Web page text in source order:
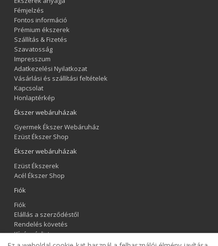
Fémjelzés
Fontos információ
Prémium ékszerek
Szállítás & Fizetés
Szavatosság
Impresszum
Adatkezelési Nyilatkozat
Vásárlási és szállítási feltételek
Kapcsolat
Honlaptérkép
Ékszer webáruházak
Gyermek Ékszer Webáruház
Ezüst Ékszer Shop
Ékszer webáruházak
Ezüst Ékszerek
Acél Ékszer Shop
Fiók
Fiók
Elállás a szerződéstől
Rendelés követés
Kívánságlista
Hírlevél